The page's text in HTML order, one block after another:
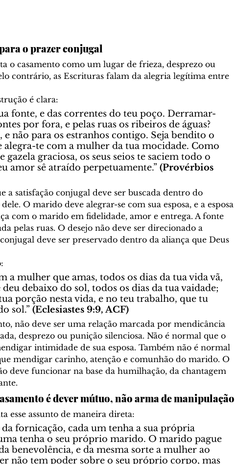
o prazer conjugal
o casamento como um lugar de frieza, desprezo ou
contrário, as Escrituras falam da alegria legítima entre
é clara:
fonte, e das correntes do teu poço. Derramar-
por fora, e pelas ruas os ribeiros de águas?
e não para os estranhos contigo. Seja bendito o
alegra-te com a mulher da tua mocidade. Como
gazela graciosa, os seus seios te saciem todo o
amor sê atraído perpetuamente.” (Provérbios
a satisfação conjugal deve ser buscada dentro do
O marido deve alegrar-se com sua esposa, e a esposa
com o marido em fidelidade, amor e entrega. A fonte
pelas ruas. O desejo não deve ser direcionado a
deve ser preservado dentro da aliança que Deus
a mulher que amas, todos os dias da tua vida vã,
deu debaixo do sol, todos os dias da tua vaidade;
porção nesta vida, e no teu trabalho, que tu
sol.” (Eclesiastes 9:9, ACF)
não deve ser uma relação marcada por mendicância
desprezo ou punição silenciosa. Não é normal que o
intimidade de sua esposa. Também não é normal
mendigar carinho, atenção e comunhão do marido. O
deve funcionar na base da humilhação, da chantagem
é dever mútuo, não arma de manipulação
esse assunto de maneira direta:
da fornicação, cada um tenha a sua própria
tenha o seu próprio marido. O marido pague
benevolência, e da mesma sorte a mulher ao
não tem poder sobre o seu próprio corpo, mas